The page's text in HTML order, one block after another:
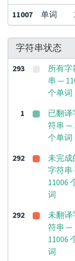
11007 单词
字符串状态
293
所有字
串 —
个单词
1
已翻译
符串 —
个单词
292
未完成
字符
11006
词
292
未翻译
符串 —
11006
词